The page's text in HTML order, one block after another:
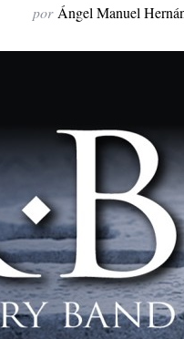
por Ángel Manuel